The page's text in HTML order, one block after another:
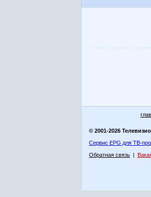
© 2001-2026
Сервис EPG для ТВ-
Обратная связь |